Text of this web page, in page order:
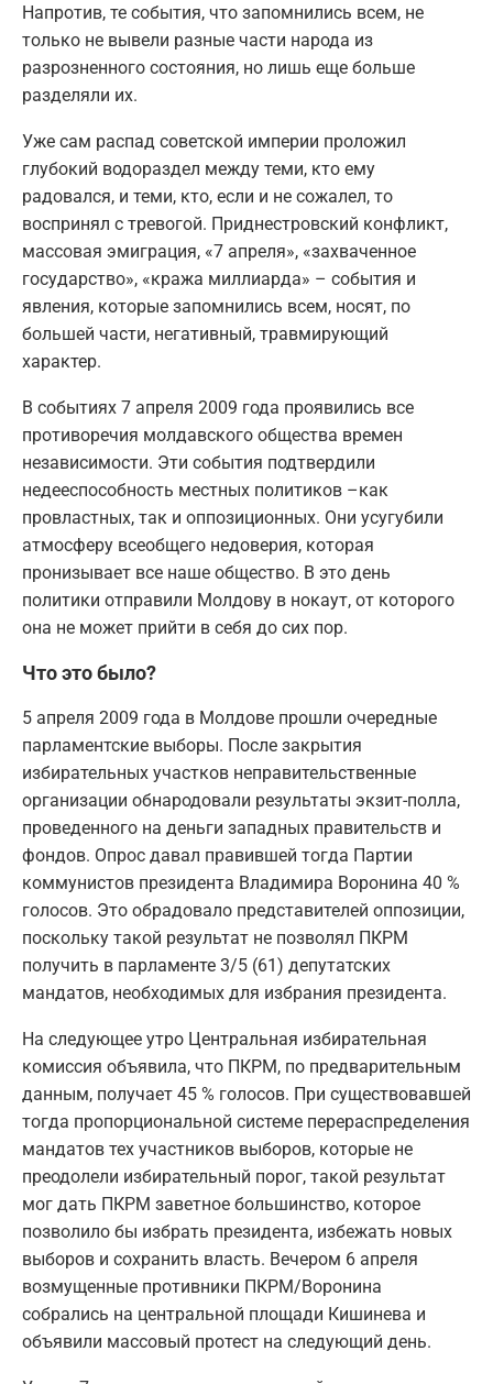
Напротив, те события, что запомнились всем, не
только не вывели разные части народа из
разрозненного состояния, но лишь еще больше
разделяли их.
Уже сам распад советской империи проложил
глубокий водораздел между теми, кто ему
радовался, и теми, кто, если и не сожалел, то
воспринял с тревогой. Приднестровский конфликт,
массовая эмиграция, «7 апреля», «захваченное
государство», «кража миллиарда» – события и
явления, которые запомнились всем, носят, по
большей части, негативный, травмирующий
характер.
В событиях 7 апреля 2009 года проявились все
противоречия молдавского общества времен
независимости. Эти события подтвердили
недееспособность местных политиков –как
провластных, так и оппозиционных. Они усугубили
атмосферу всеобщего недоверия, которая
пронизывает все наше общество. В это день
политики отправили Молдову в нокаут, от которого
она не может прийти в себя до сих пор.
Что это было?
5 апреля 2009 года в Молдове прошли очередные
парламентские выборы. После закрытия
избирательных участков неправительственные
организации обнародовали результаты экзит-полла,
проведенного на деньги западных правительств и
фондов. Опрос давал правившей тогда Партии
коммунистов президента Владимира Воронина 40 %
голосов. Это обрадовало представителей оппозиции,
поскольку такой результат не позволял ПКРМ
получить в парламенте 3/5 (61) депутатских
мандатов, необходимых для избрания президента.
На следующее утро Центральная избирательная
комиссия объявила, что ПКРМ, по предварительным
данным, получает 45 % голосов. При существовавшей
тогда пропорциональной системе перераспределения
мандатов тех участников выборов, которые не
преодолели избирательный порог, такой результат
мог дать ПКРМ заветное большинство, которое
позволило бы избрать президента, избежать новых
выборов и сохранить власть. Вечером 6 апреля
возмущенные противники ПКРМ/Воронина
собрались на центральной площади Кишинева и
объявили массовый протест на следующий день.